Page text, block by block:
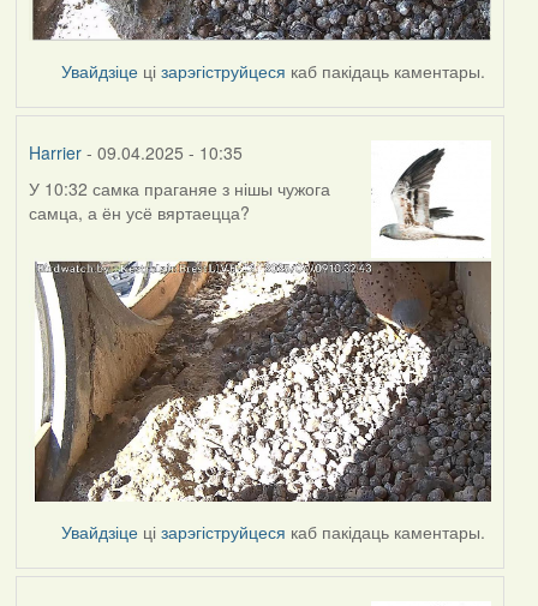
Увайдзіце цізарэгіструйцеся каб пакідаць каментары.
Harrier- 09.04.2025 - 10:35
У 10:32 самка праганяе з нішы чужога
самца, а ён усё вяртаецца?
Увайдзіце цізарэгіструйцеся каб пакідаць каментары.